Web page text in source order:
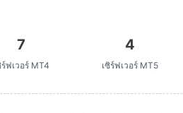
7
ร์ฟเวอร์ MT4
4
เซิร์ฟเวอร์ MT5